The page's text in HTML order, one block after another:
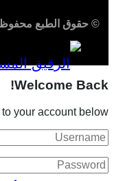
القرآن والكتابة
© حقوق الطبع
Welcome Back!
to your account below